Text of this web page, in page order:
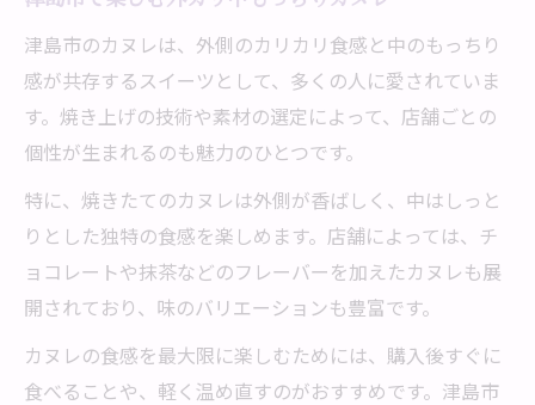
津島市のカヌレは、外側のカリカリ食感と中のもっちり
感が共存するスイーツとして、多くの人に愛されていま
す。焼き上げの技術や素材の選定によって、店舗ごとの
個性が生まれるのも魅力のひとつです。
特に、焼きたてのカヌレは外側が香ばしく、中はしっと
りとした独特の食感を楽しめます。店舗によっては、チ
ョコレートや抹茶などのフレーバーを加えたカヌレも展
開されており、味のバリエーションも豊富です。
カヌレの食感を最大限に楽しむためには、購入後すぐに
食べることや、軽く温め直すのがおすすめです。津島市